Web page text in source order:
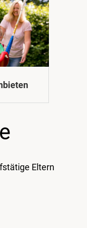
Eltern